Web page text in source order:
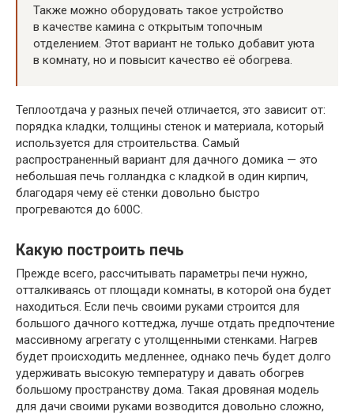
Также можно оборудовать такое устройство
в качестве камина с открытым топочным
отделением. Этот вариант не только добавит уюта
в комнату, но и повысит качество её обогрева.
Теплоотдача у разных печей отличается, это зависит от:
порядка кладки, толщины стенок и материала, который
используется для строительства. Самый
распространенный вариант для дачного домика — это
небольшая печь голландка с кладкой в один кирпич,
благодаря чему её стенки довольно быстро
прогреваются до 600C.
Какую построить печь
Прежде всего, рассчитывать параметры печи нужно,
отталкиваясь от площади комнаты, в которой она будет
находиться. Если печь своими руками строится для
большого дачного коттеджа, лучше отдать предпочтение
массивному агрегату с утолщенными стенками. Нагрев
будет происходить медленнее, однако печь будет долго
удерживать высокую температуру и давать обогрев
большому пространству дома. Такая дровяная модель
для дачи своими руками возводится довольно сложно,